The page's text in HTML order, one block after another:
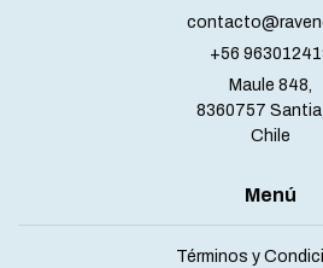
+56
Maule 848,
8360757
Chile
Menú
Términos y